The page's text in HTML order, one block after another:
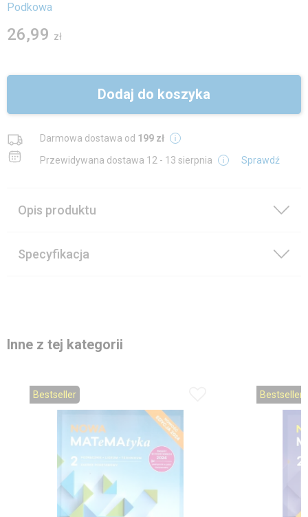
Podkowa
26,99 zł
Dodaj do koszyka
Darmowa dostawa od 199 zł
Przewidywana dostawa 12 - 13 sierpnia Sprawdź
Opis produktu
Specyfikacja
Inne z tej kategorii
Bestseller Bestseller